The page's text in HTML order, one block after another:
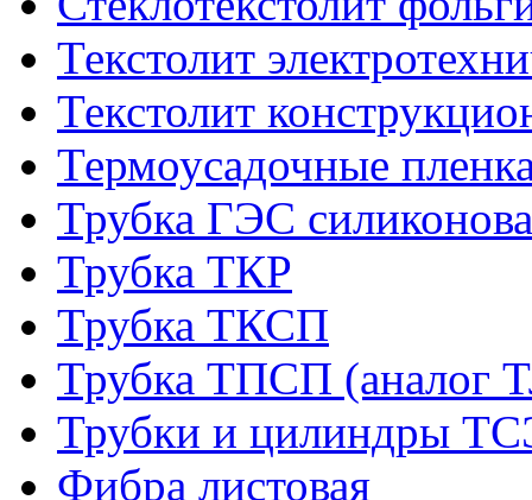
Текстолит
Текстолит
Термоусадочные
Трубка ГЭС
Трубка ТКР
Трубка ТКСП
Трубка ТПСП (аналог
Трубки и цилиндры
Фибра листовая